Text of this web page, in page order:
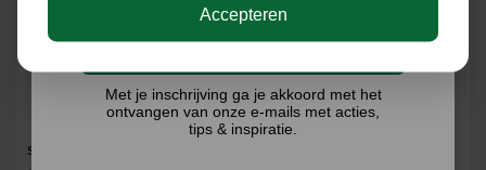
STIHL VIJLHOUDER 2-IN-1
Accepteren
Ik doe graag mee!
Met je inschrijving ga je akkoord met het
ontvangen van onze e-mails met acties,
tips & inspiratie.